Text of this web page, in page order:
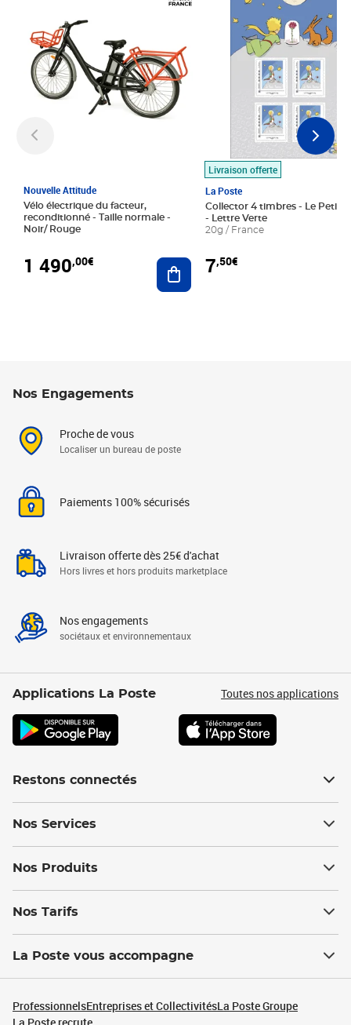
Nouvelle Attitude
Vélo électrique du facteur,
reconditionné - Taille normale -
Noir/ Rouge
1 490,00€ Ajouter au panier
Livraison offerte
La Poste
Collector 4 timbres - Le Petit
- Lettre Verte
20g / France
7,50€
Nos Engagements
Proche de vous
Localiser un bureau de poste
Paiements 100% sécurisés
Livraison offerte dès 25€ d'achat
Hors livres et hors produits marketplace
Nos engagements
sociétaux et environnementaux
Applications La Poste Toutes nos applications
Restons connectés
Nos Services
Nos Produits
Nos Tarifs
La Poste vous accompagne
ProfessionnelsEntreprises et CollectivitésLa Poste Groupe